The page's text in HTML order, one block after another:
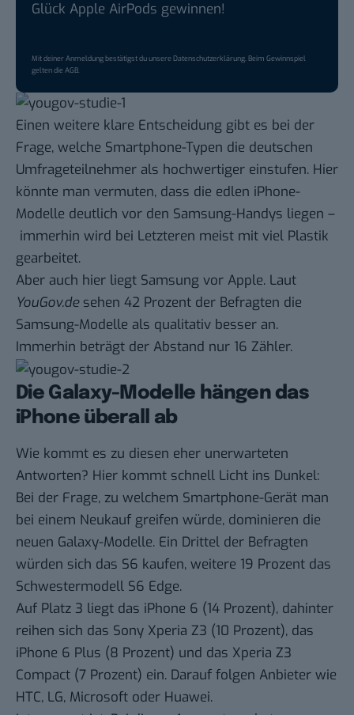
Glück Apple AirPods gewinnen!
Mit deiner Anmeldung bestätigst du unsereDatenschutzerklärung. Beim Gewinnspiel
gelten dieAGB.
Einen weitere klare Entscheidung gibt es bei der
Frage, welche Smartphone-Typen die deutschen
Umfrageteilnehmer als hochwertiger einstufen. Hier
könnte man vermuten, dass die edlen iPhone-
Modelle deutlich vor den Samsung-Handys liegen –
immerhin wird bei Letzteren meist mit viel Plastik
gearbeitet.
Aber auch hier liegt Samsung vor Apple. Laut
YouGov.desehen 42 Prozent der Befragten die
Samsung-Modelle als qualitativ besser an.
Immerhin beträgt der Abstand nur 16 Zähler.
Die Galaxy-Modelle hängen das
iPhone überall ab
Wie kommt es zu diesen eher unerwarteten
Antworten? Hier kommt schnell Licht ins Dunkel:
Bei der Frage, zu welchem Smartphone-Gerät man
bei einem Neukauf greifen würde, dominieren die
neuen Galaxy-Modelle. Ein Drittel der Befragten
würden sich das S6 kaufen, weitere 19 Prozent das
Schwestermodell S6 Edge.
Auf Platz 3 liegt das iPhone 6 (14 Prozent), dahinter
reihen sich das Sony Xperia Z3 (10 Prozent), das
iPhone 6 Plus (8 Prozent) und das Xperia Z3
Compact (7 Prozent) ein. Darauf folgen Anbieter wie
HTC, LG, Microsoft oder Huawei.